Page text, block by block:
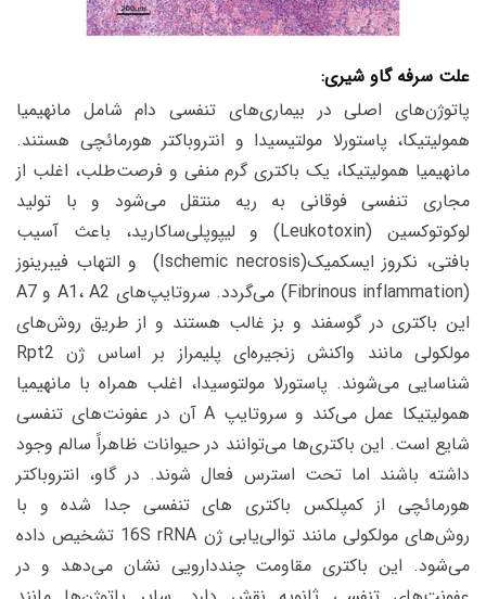
علت سرفه گاو شیری:
پاتوژن‌های اصلی در بیماری‌های تنفسی دام شامل مانهیمیا
همولیتیکا، پاستورلا مولتیسیدا و انتروباکتر هورمائچی هستند.
مانهیمیا همولیتیکا، یک باکتری گرم منفی و فرصت‌طلب، اغلب از
مجاری تنفسی فوقانی به ریه منتقل می‌شود و با تولید
لوکوتوکسین (Leukotoxin) و لیپوپلی‌ساکارید، باعث آسیب
بافتی، نکروز ایسکمیک(Ischemic necrosis) و التهاب فیبرینوز
(Fibrinous inflammation) می‌گردد. سروتایپ‌های A1، A2 و A7
این باکتری در گوسفند و بز غالب هستند و از طریق روش‌های
مولکولی مانند واکنش زنجیره‌ای پلیمراز بر اساس ژن Rpt2
شناسایی می‌شوند. پاستورلا مولتوسیدا، اغلب همراه با مانهیمیا
همولیتیکا عمل می‌کند و سروتایپ A آن در عفونت‌های تنفسی
شایع است. این باکتری‌ها می‌توانند در حیوانات ظاهراً سالم وجود
داشته باشند اما تحت استرس فعال شوند. در گاو، انتروباکتر
هورمائچی از کمپلکس باکتری های تنفسی جدا شده و با
روش‌های مولکولی مانند توالی‌یابی ژن 16S rRNA تشخیص داده
می‌شود. این باکتری مقاومت چنددارویی نشان می‌دهد و در